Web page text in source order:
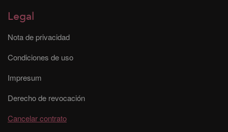
Legal
Nota de privacidad
Condiciones de uso
Impresum
Derecho de revocación
Cancelar contrato